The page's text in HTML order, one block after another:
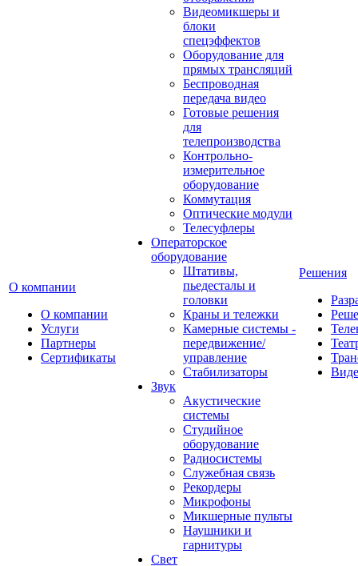
О компании
О компании
Услуги
Партнеры
Сертификаты
Видеомикшеры и
блоки
спецэффектов
Оборудование для
прямых трансляций
Беспроводная
передача видео
Готовые решения
для
телепроизводства
Контрольно-
измерительное
оборудование
Коммутация
Оптические модули
Телесуфлеры
Операторское
оборудование
Штативы,
пьедесталы и
головки
Краны и тележки
Камерные системы -
передвижение/
управление
Стабилизаторы
Звук
Акустические
системы
Студийное
оборудование
Радиосистемы
Служебная связь
Рекордеры
Микрофоны
Микшерные пульты
Наушники и
гарнитуры
Свет
Решения